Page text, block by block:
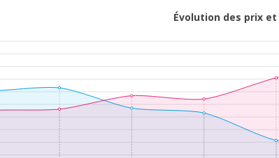
Évolution des prix